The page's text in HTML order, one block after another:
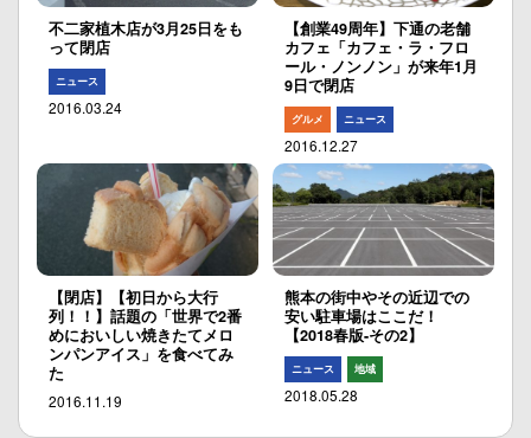
不二家植木店が3月25日をも
って閉店
ニュース
2016.03.24
【創業49周年】下通の老舗
カフェ「カフェ・ラ・フロ
ール・ノンノン」が来年1月
9日で閉店
グルメ ニュース
2016.12.27
【閉店】【初日から大行
列！！】話題の「世界で2番
めにおいしい焼きたてメロ
ンパンアイス」を食べてみ
た
2016.11.19
熊本の街中やその近辺での
安い駐車場はここだ！
【2018春版-その2】
ニュース 地域
2018.05.28